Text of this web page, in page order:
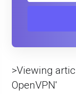
>Viewing
OpenVPN'